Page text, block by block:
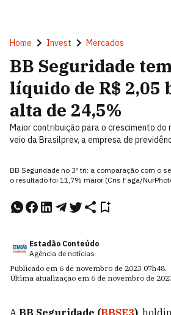
Home Invest Mercados
BB Seguridade
líquido de R$ 2,05
alta de 24,5%
Maior contribuição para o crescimento do
veio da Brasilprev, a empresa de
BB Seguridade no 3º tri: a comparação com o
o resultado foi 11,7% maior (Cris Faga/
Estadão Conteúdo
Agência de notícias
Publicado em 6 de novembro de 2023 07h48.
Última atualização em 6 de novembro de
A BB Seguridade (BBSE3),